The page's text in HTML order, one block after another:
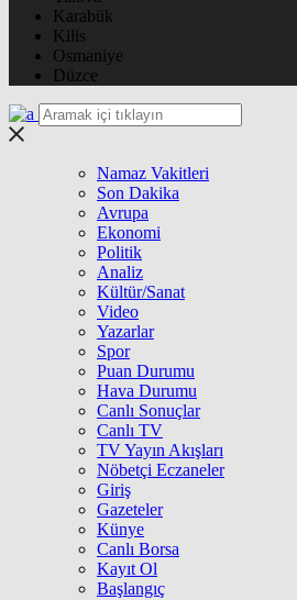
Karabük
Kilis
Osmaniye
Düzce
Namaz Vakitleri
Son Dakika
Avrupa
Ekonomi
Politik
Analiz
Kültür/Sanat
Video
Yazarlar
Spor
Puan Durumu
Hava Durumu
Canlı Sonuçlar
Canlı TV
TV Yayın Akışları
Nöbetçi Eczaneler
Giriş
Gazeteler
Künye
Canlı Borsa
Kayıt Ol
Başlangıç